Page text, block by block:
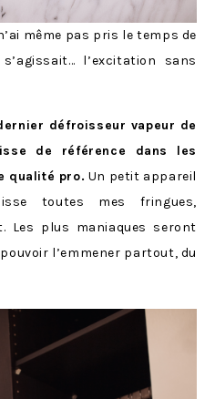
même pas pris le temps de
l’excitation sans
défroisseur vapeur de
de référence dans les
qualité pro. Un petit appareil
toutes mes fringues,
Les plus maniaques seront
l’emmener partout, du